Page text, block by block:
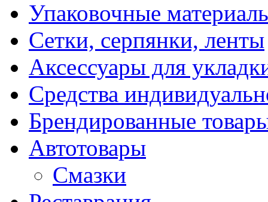
Упаковочные
Сетки, серпянки, ленты
Аксессуары для
Средства
Брендированные
Автотовары
Смазки